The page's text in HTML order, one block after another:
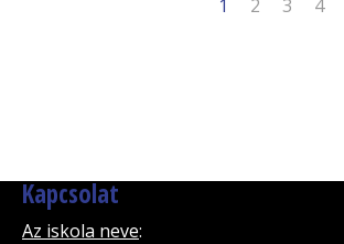
1 2 3 4
Kapcsolat
Az iskola neve: